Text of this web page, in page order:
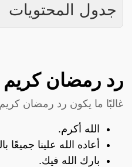
جدول المحتويات
رد رمضان كريم
غالبًا ما يكون رد رمضان
الله أكرم.
أعاده الله علينا جميعًا
بارك الله فيك.